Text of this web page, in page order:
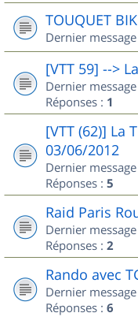
TOUQUET
Dernier
[VTT 59] -->
Dernier
Réponses : 1
[VTT (62)] La
03/06/2012
Dernier
Réponses : 5
Raid Paris
Dernier
Réponses : 2
Rando avec
Dernier
Réponses : 6